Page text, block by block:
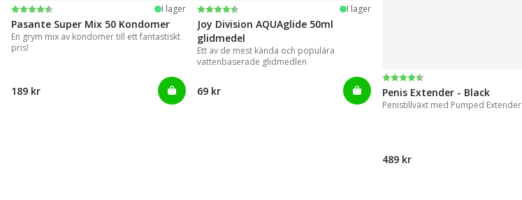
Betyg:
4.4 utav 5 stjärnor I lager
Pasante Super Mix 50 Kondomer
En grym mix av kondomer till ett fantastiskt
pris!
189 kr
Betyg:
4.2 utav 5 stjärnor I lager
Joy Division AQUAglide 50ml
glidmedel
Ett av de mest kända och populära
vattenbaserade glidmedlen
69 kr
Betyg:
4.4 utav 5 stjärnor
Penis Extender - Black
Penistillväxt med Pumped Extender
489 kr